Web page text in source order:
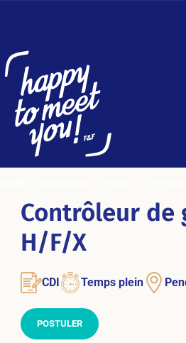
Contrôleur de
H/F/X
CDI Temps plein
POSTULER